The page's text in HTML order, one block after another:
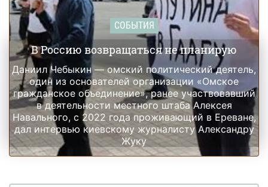
СОБЫТИЯ
В Россию возвращаться не планирую
Даниил Чебыкин — омский политический деятель,
один из основателей организации «Омское
гражданское объединение», ранее участвовавший
в деятельности местного штаба Алексея
Навального, с 2022 года проживающий в Ереване,
дал интервью киевскому журналисту Александру
Жуку